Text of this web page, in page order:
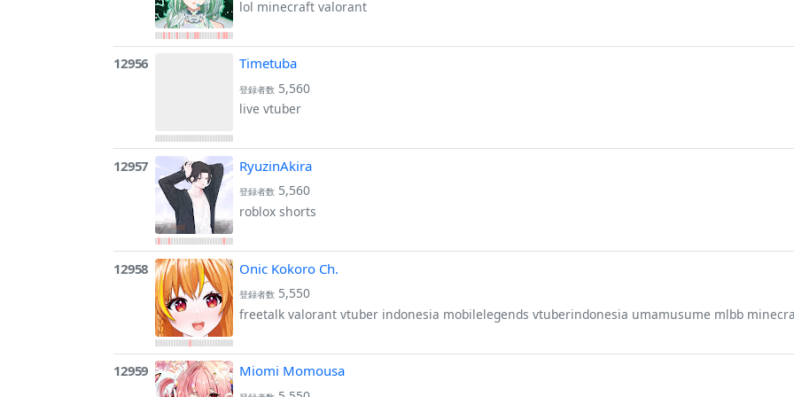
lol minecraft valorant
12956 Timetuba
登録者数 5,560
live vtuber
12957 RyuzinAkira
登録者数 5,560
roblox shorts
12958 Onic Kokoro Ch.
登録者数 5,550
freetalk valorant vtuber indonesia mobilelegends vtuberindonesia umamusume mlbb
12959 Miomi Momousa